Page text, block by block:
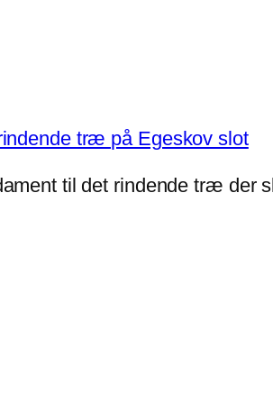
til det rindende træ der